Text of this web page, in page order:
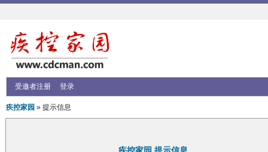
受邀者注册 登录
疾控家园 » 提示信息